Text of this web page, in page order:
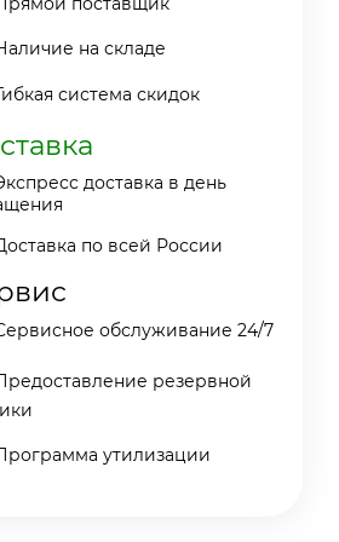
на складе
система скидок
доставка в день
по всей России
обслуживание 24/7
резервной
утилизации